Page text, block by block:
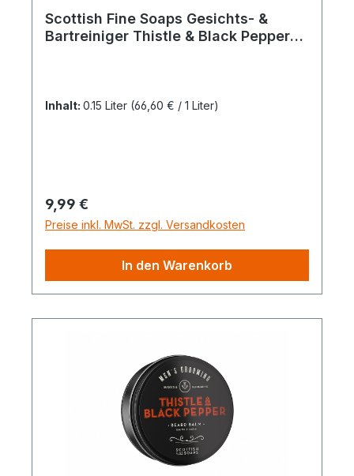
Scottish Fine Soaps Gesichts- &
Bartreiniger Thistle & Black Pepper
Inhalt: 0.15 Liter (66,60 € / 1 Liter)
Regulärer Preis:
9,99 €
Preise inkl. MwSt. zzgl. Versandkosten
In den Warenkorb